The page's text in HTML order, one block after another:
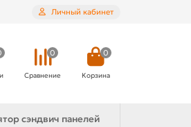
Личный кабинет
0
Сравнение
0
Корзина
сэндвич панелей